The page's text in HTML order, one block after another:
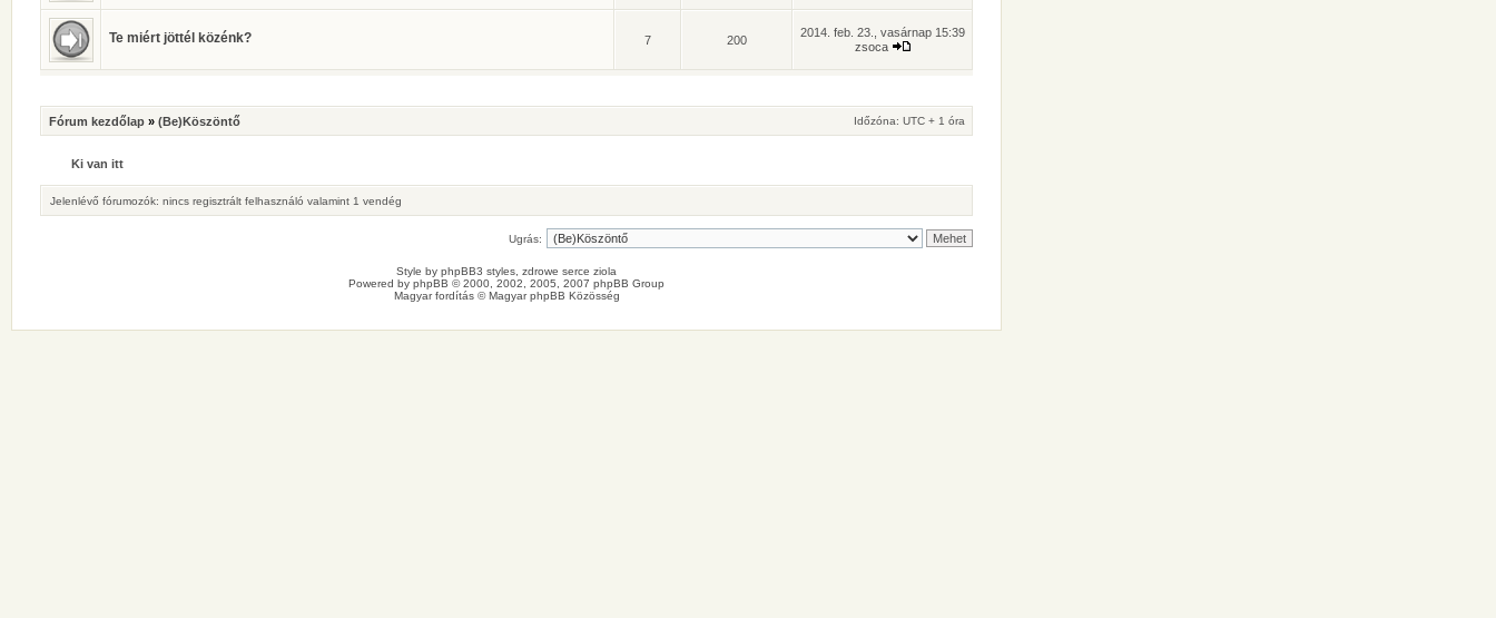
Te miért jöttél közénk? 7 200
2014. feb. 23., vasárnap 15:39
zsoca
Fórum kezdőlap » (Be)Köszöntő Időzóna: UTC + 1 óra
Ki van itt
Jelenlévő fórumozók: nincs regisztrált felhasználó valamint 1 vendég
Ugrás:
Style by phpBB3 styles , zdrowe serce ziola
Powered by phpBB © 2000, 2002, 2005, 2007 phpBB Group
Magyar fordítás ©Magyar phpBB Közösség